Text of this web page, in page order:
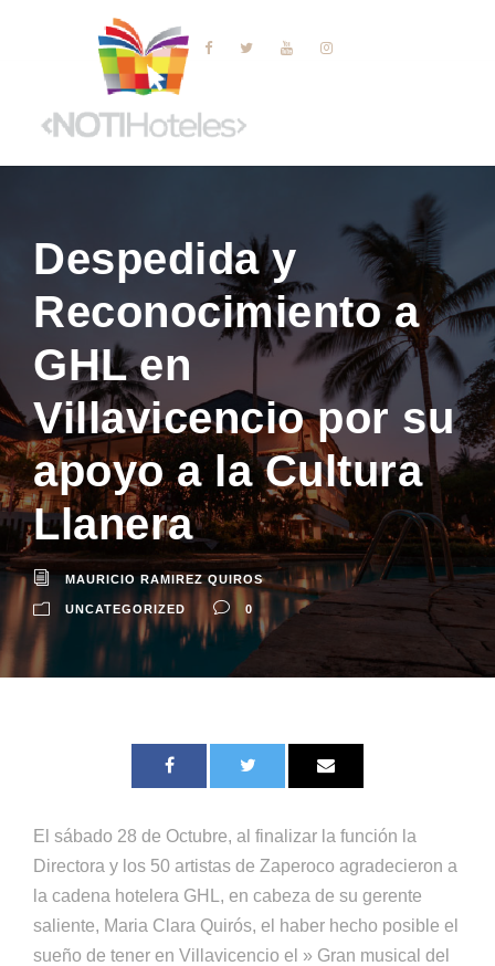
Despedida y
Reconocimiento a
GHL en
Villavicencio por su
apoyo a la Cultura
Llanera
MAURICIO RAMIREZ QUIROS
UNCATEGORIZED 0
El sábado 28 de Octubre, al finalizar la función la
Directora y los 50 artistas de Zaperoco agradecieron a
la cadena hotelera GHL, en cabeza de su gerente
saliente, Maria Clara Quirós, el haber hecho posible el
sueño de tener en Villavicencio el » Gran musical del